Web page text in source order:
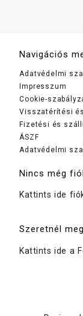
Navigációs
Adatvédelmi
Impresszum
Cookie-
Visszatérítési
Fizetési és
ÁSZF
Adatvédelmi
Nincs még
Kattints ide
Szeretnél
Kattints ide a